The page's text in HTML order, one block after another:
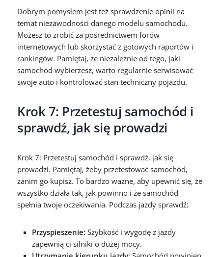
Dobrym pomysłem jest też sprawdzenie opinii na
temat niezawodności danego modelu samochodu.
Możesz to zrobić za pośrednictwem forów
internetowych lub skorzystać z gotowych raportów i
rankingów. Pamiętaj, że niezależnie od tego, jaki
samochód wybierzesz, warto regularnie serwisować
swoje auto i kontrolować stan techniczny pojazdu.
Krok 7: Przetestuj samochód i
sprawdź, jak się prowadzi
Krok 7: Przetestuj samochód i sprawdź, jak się
prowadzi. Pamiętaj, żeby przetestować samochód,
zanim go kupisz. To bardzo ważne, aby upewnić się, że
wszystko działa tak, jak powinno i że samochód
spełnia twoje oczekiwania. Podczas jazdy sprawdź:
Przyspieszenie: Szybkość i wygodę z jazdy
zapewnią ci silniki o dużej mocy.